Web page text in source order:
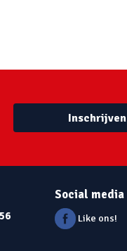
Inschrijven
Social media
Like ons!